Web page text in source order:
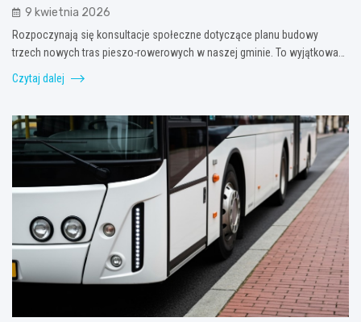
9 kwietnia 2026
Rozpoczynają się konsultacje społeczne dotyczące planu budowy
trzech nowych tras pieszo-rowerowych w naszej gminie. To wyjątkowa…
Czytaj dalej